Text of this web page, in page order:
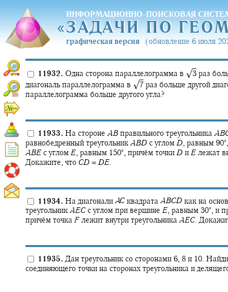
ИНФОРМАЦИОННО-ПОИСКОВАЯ
«ЗАДАЧИ ПО
«ЗАДАЧИ ПО
графическая версия (обновление 6 июля
11932. Одна сторона параллелограмма в √3 раз
диагональ параллелограмма в √7 раз больше другой
параллелограмма больше другого угла?
11933. На стороне AB правильного треугольника AB
равнобедренный треугольник ABD с углом D, равным 90‍∘ ,
ABE с углом E, равным 150‍∘ , причём точки D и E лежат
Докажите, что CD = DE.
11934. На диагонали AC квадрата ABCD как на
треугольник AEC с углом при вершине E, равным 30‍∘ , и
причём точка F лежит внутри треугольника AEC.
11935. Дан треугольник со сторонами 6, 8 и 10.
соединяющего точки на сторонах треугольника и